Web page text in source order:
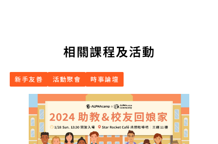
相關課程及活動
新手友善 活動聚會 時事論壇